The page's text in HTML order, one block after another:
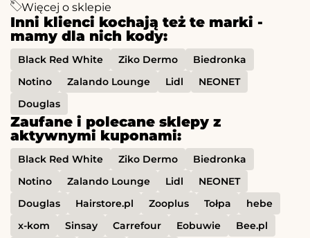
Więcej o sklepie
Inni klienci kochają też te marki -
mamy dla nich kody:
Black Red White Ziko Dermo
Biedronka
Notino
Zalando Lounge Lidl
NEONET
Douglas
Zaufane i polecane sklepy z
aktywnymi kuponami:
Black Red White Ziko Dermo
Biedronka
Notino
Zalando Lounge Lidl
NEONET
Douglas
Hairstore.pl Zooplus Tołpa
hebe
x-kom
Sinsay Carrefour Eobuwie
Bee.pl